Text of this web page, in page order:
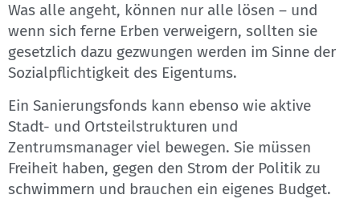
Was alle angeht, können nur alle lösen – und
wenn sich ferne Erben verweigern, sollten sie
gesetzlich dazu gezwungen werden im Sinne der
Sozialpflichtigkeit des Eigentums.
Ein Sanierungsfonds kann ebenso wie aktive
Stadt- und Ortsteilstrukturen und
Zentrumsmanager viel bewegen. Sie müssen
Freiheit haben, gegen den Strom der Politik zu
schwimmern und brauchen ein eigenes Budget.